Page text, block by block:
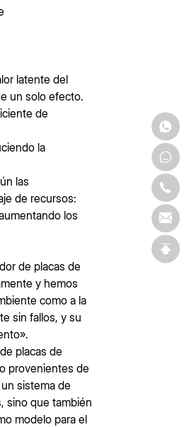
latente del
un solo efecto.
de
la
las
de recursos:
los
de placas de
y hemos
como a la
sin fallos, y su
placas de
provenientes de
sistema de
sino que también
modelo para el